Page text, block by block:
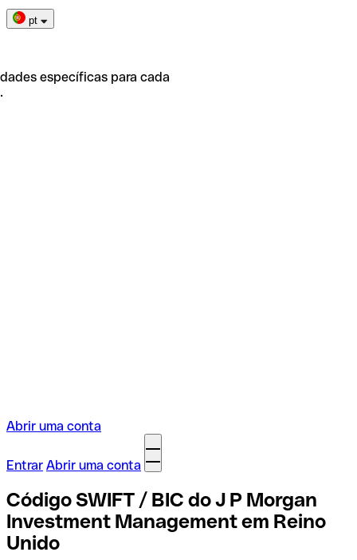
pt
específicas para cada
Abrir uma conta
Entrar Abrir uma conta
Código SWIFT / BIC do J P Morgan
Investment Management em Reino
Unido